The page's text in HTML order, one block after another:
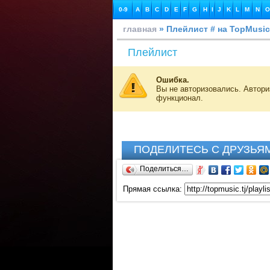
0-9 A B C D E F G H I J K L M N O
главная » Плейлист # на TopMusic
Плейлист
Ошибка.
Вы не авторизовались.
функционал.
ПОДЕЛИТЕСЬ С
Поделиться…
Прямая ссылка: